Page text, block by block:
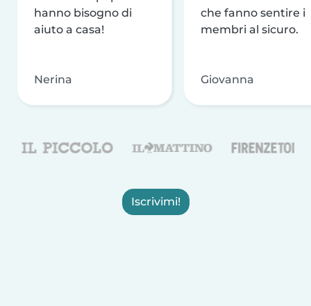
hanno bisogno di
aiuto a casa!
Nerina
che fanno sentire i
membri al sicuro.
Giovanna
Iscrivimi!